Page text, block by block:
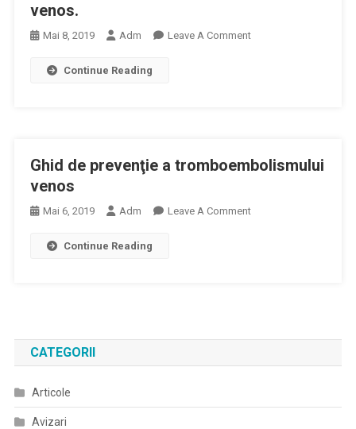
venos.
Mai 8, 2019 Adm Leave A CommentOn
Continue Reading
Ghid de prevenţie a tromboembolismului
venos
Mai 6, 2019 Adm Leave A CommentOn
Continue Reading
CATEGORII
Articole
Avizari